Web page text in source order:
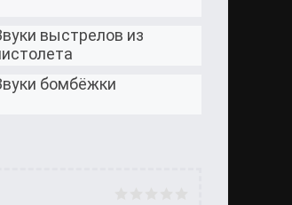
выстрелов из
бомбёжки